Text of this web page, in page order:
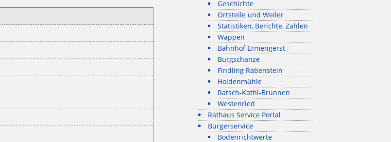
Geschichte
Ortsteile und Weiler
Statistiken, Berichte, Zahlen
Wappen
Bahnhof Ermengerst
Burgschanze
Findling Rabenstein
Holdenmühle
Ratsch-Kathl-Brunnen
Westenried
Rathaus Service Portal
Bürgerservice
Bodenrichtwerte